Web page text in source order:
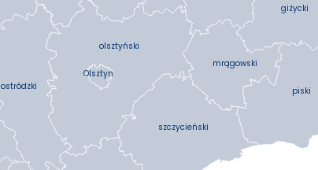
giżycki
mrągowski
olsztyński
ostródzki piski
szczycieński
Olsztyn